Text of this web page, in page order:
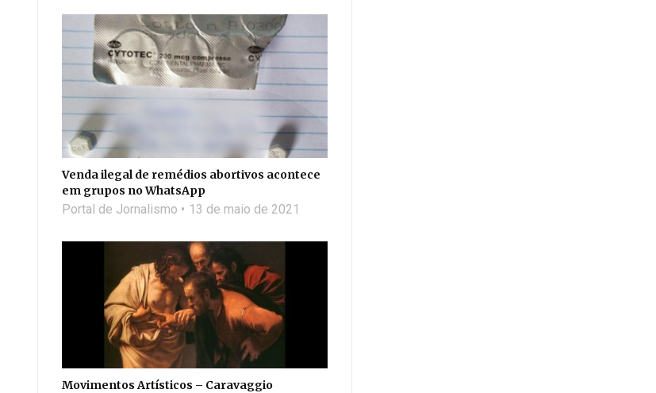
Venda ilegal de remédios abortivos acontece
em grupos no WhatsApp
Portal de Jornalismo 13 de maio de 2021
Movimentos Artísticos – Caravaggio